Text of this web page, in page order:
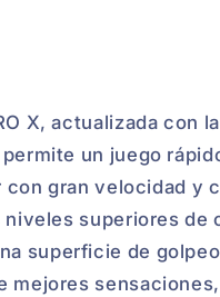
X, actualizada
un juego
gran velocidad
superiores
superficie de